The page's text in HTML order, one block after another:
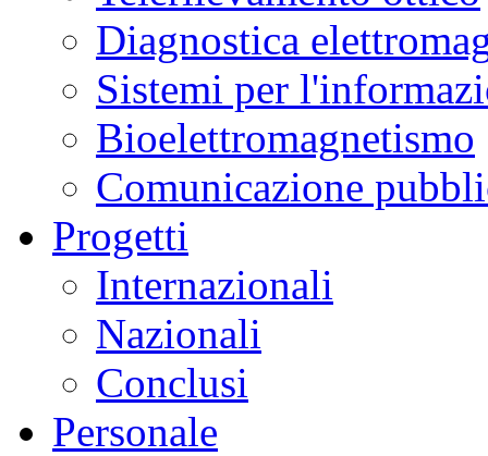
Diagnostica
Sistemi per
Bioelettromagnetismo
Comunicazione
Progetti
Internazionali
Nazionali
Conclusi
Personale